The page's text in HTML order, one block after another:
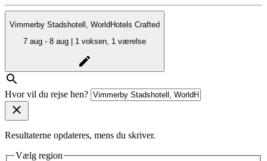
Vimmerby Stadshotell, WorldHotels Crafted
7 aug - 8 aug | 1 voksen, 1 værelse
Hvor vil du rejse hen?
Resultaterne opdateres, mens du skriver.
Vælg region